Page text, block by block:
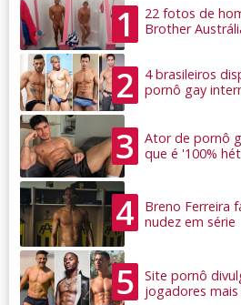
1
22 fotos de
Brother
2
4 brasileiros
pornô gay
3
Ator de pornô
que é '100%
4
Breno Ferreira
nudez em série
5
Site pornô
jogadores